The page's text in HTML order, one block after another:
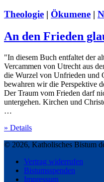
Theologie | Ökumene |
An den Frieden
"In diesem Buch entfaltet der
Vercammen von Utrecht aus
die Wurzel von Unfrieden und
bewahren wir die Perspektive
Der Traum vom Frieden darf
untergehen. Kirchen und
…
» Details
© 2026, Katholisches Bistum
Vertrag widerrufen
Bistumsspenden
Impressum